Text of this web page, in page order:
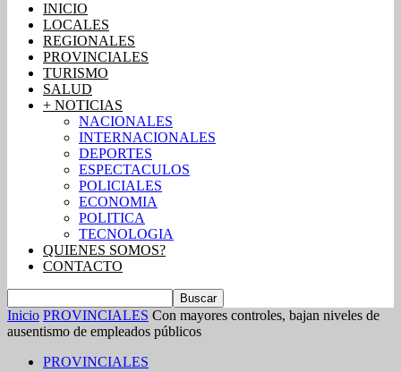
INICIO
LOCALES
REGIONALES
PROVINCIALES
TURISMO
SALUD
+ NOTICIAS
NACIONALES
INTERNACIONALES
DEPORTES
ESPECTACULOS
POLICIALES
ECONOMIA
POLITICA
TECNOLOGIA
QUIENES SOMOS?
CONTACTO
Inicio PROVINCIALES Con mayores controles, bajan niveles de
ausentismo de empleados públicos
PROVINCIALES